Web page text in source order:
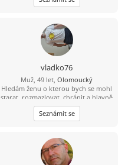
vladko76
Muž, 49 let, Olomoucký
Hledám ženu o kterou bych se mohl
starat, rozmazlovat, chránit a hlavně
milovat. Jsem pekař cukrař ????????
Seznámit se